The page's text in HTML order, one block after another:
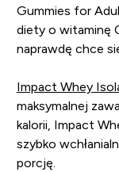
Gummies for
diety o witaminę
naprawdę chce
Impact Whey
maksymalnej
kalorii, Impact
szybko
porcję.